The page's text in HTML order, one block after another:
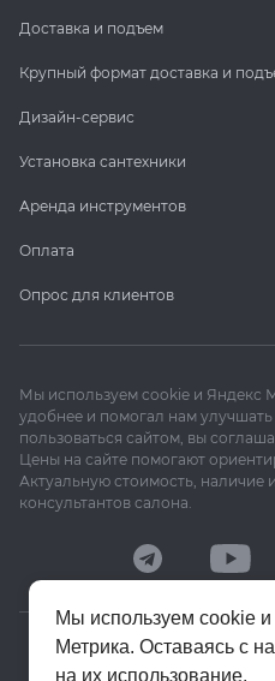
Доставка и подъем
Крупный формат доставка и
Дизайн-сервис
Установка сантехники
Аренда инструментов
Оплата
Опрос для клиентов
Мы используем cookie и Яндекс
удобнее и помогал нам
пользоваться сайтом, вы
Цены на сайте помогают
Актуальную стоимость, наличие
консультантов салона.
©
Мы используем cookie
Метрика. Оставаясь с
на их использование.